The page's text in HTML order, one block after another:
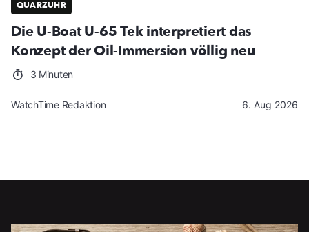
QUARZUHR
Die U-Boat U-65 Tek interpretiert das
Konzept der Oil-Immersion völlig neu
3 Minuten
WatchTime Redaktion 6. Aug 2026